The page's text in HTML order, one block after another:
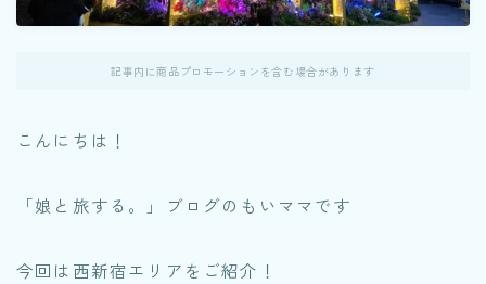
記事内に商品プロモーションを含む場合があります
こんにちは！
「娘と旅する。」ブログのもいママです
今回は西新宿エリアをご紹介！